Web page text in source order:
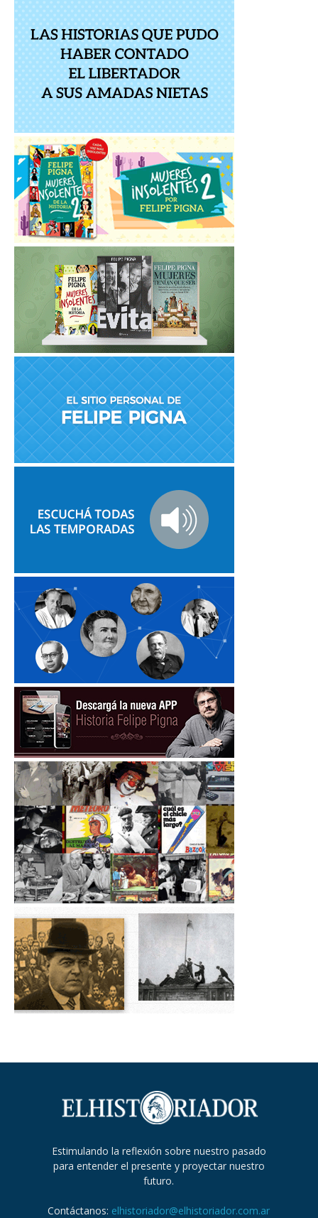
Estimulando la reflexión sobre nuestro pasado
para entender el presente y proyectar nuestro
futuro.
Contáctanos: elhistoriador@elhistoriador.com.ar